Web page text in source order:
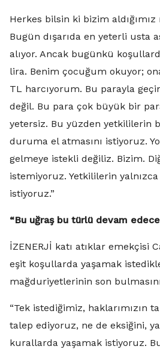
Herkes bilsin ki bizim
Bugün dışarıda en yeterli usta
alıyor. Ancak bugünkü
lira. Benim çocuğum okuyor;
TL harcıyorum. Bu parayla
değil. Bu para çok büyük bir
yetersiz. Bu yüzden yetkililerin
duruma el atmasını istiyoruz.
gelmeye istekli değiliz. Bizim.
istemiyoruz. Yetkililerin yalnızca
istiyoruz.”
“Bu uğraş bu türlü devam
İZENERJİ katı atıklar emekçisi
eşit koşullarda yaşamak
mağduriyetlerinin son
“Tek istediğimiz, haklarımızın
talep ediyoruz, ne de eksiğini,
kurallarda yaşamak istiyoruz.